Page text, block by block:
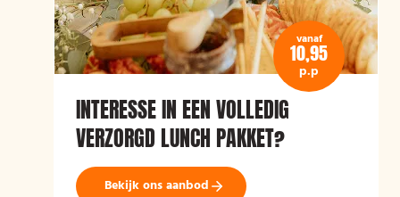
vanaf
10,95
p.p
INTERESSE IN EEN VOLLEDIG
VERZORGD LUNCH PAKKET?
Bekijk ons aanbod